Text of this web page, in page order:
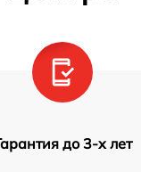
до 3-х лет